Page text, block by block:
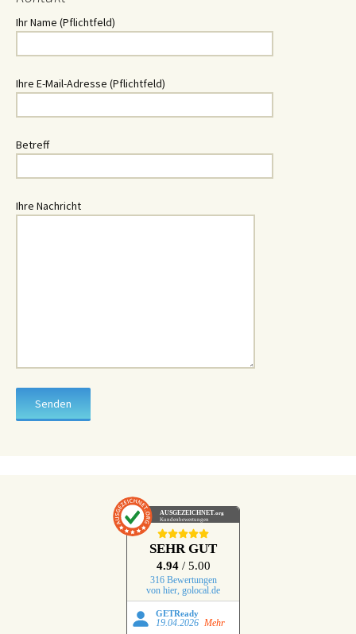
Ihr Name (Pflichtfeld)
Ihre E-Mail-Adresse (Pflichtfeld)
Betreff
Ihre Nachricht
AUSGEZEICHNET.org
Kundenbewertungen
SEHR GUT
4.94 / 5.00
316 Bewertungen
von hier, golocal.de
GETReady
19.04.2026 Mehr